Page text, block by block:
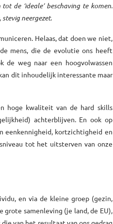
de ‘ideale’ beschaving te komen.
neergezet.
Helaas, dat doen we niet,
mens, die de evolutie ons heeft
weg naar een hoogvolwassen
dit inhoudelijk interessante maar
hoge kwaliteit van de hard skills
achterblijven. En ook op
eenkennigheid, kortzichtigheid en
tot het uitsterven van onze
en via de kleine groep (gezin,
samenleving (je land, de EU),